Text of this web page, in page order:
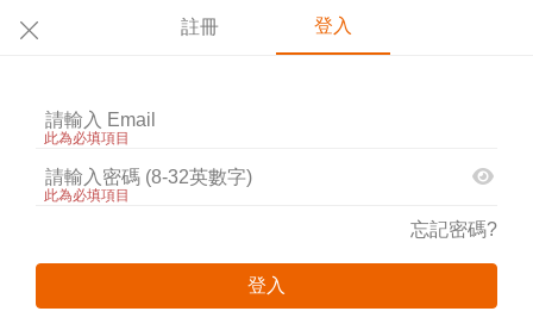
註冊 登入
此為必填項目
此為必填項目
忘記密碼?
登入